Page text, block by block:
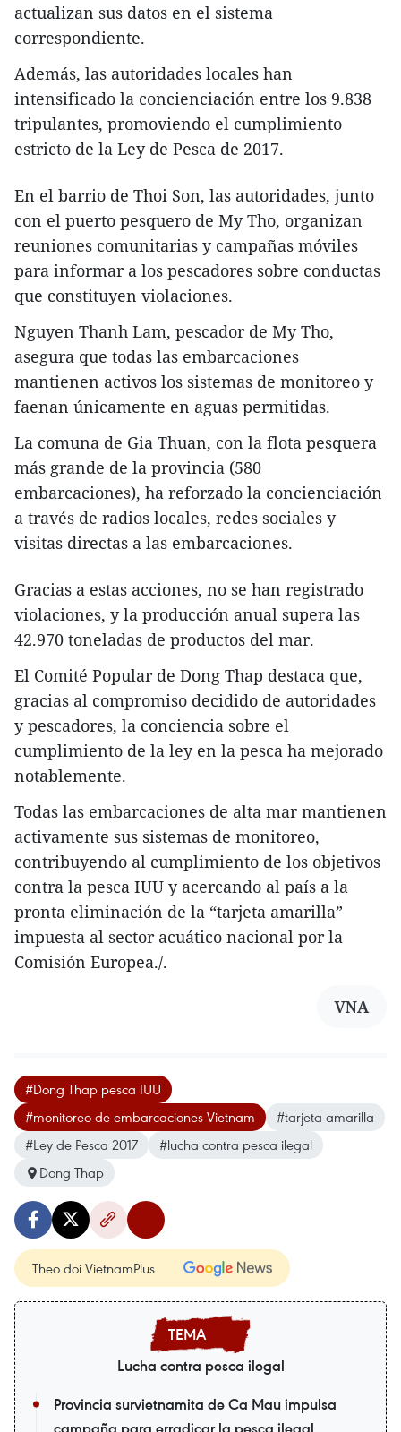
actualizan sus datos en el sistema
correspondiente.
Además, las autoridades locales han
intensificado la concienciación entre los 9.838
tripulantes, promoviendo el cumplimiento
estricto de la Ley de Pesca de 2017.
En el barrio de Thoi Son, las autoridades, junto
con el puerto pesquero de My Tho, organizan
reuniones comunitarias y campañas móviles
para informar a los pescadores sobre conductas
que constituyen violaciones.
Nguyen Thanh Lam, pescador de My Tho,
asegura que todas las embarcaciones
mantienen activos los sistemas de monitoreo y
faenan únicamente en aguas permitidas.
La comuna de Gia Thuan, con la flota pesquera
más grande de la provincia (580
embarcaciones), ha reforzado la concienciación
a través de radios locales, redes sociales y
visitas directas a las embarcaciones.
Gracias a estas acciones, no se han registrado
violaciones, y la producción anual supera las
42.970 toneladas de productos del mar.
El Comité Popular de Dong Thap destaca que,
gracias al compromiso decidido de autoridades
y pescadores, la conciencia sobre el
cumplimiento de la ley en la pesca ha mejorado
notablemente.
Todas las embarcaciones de alta mar mantienen
activamente sus sistemas de monitoreo,
contribuyendo al cumplimiento de los objetivos
contra la pesca IUU y acercando al país a la
pronta eliminación de la “tarjeta amarilla”
impuesta al sector acuático nacional por la
Comisión Europea./.
VNA
#Dong Thap pesca IUU
#monitoreo de embarcaciones Vietnam
#tarjeta amarilla
#Ley de Pesca 2017
#lucha contra pesca ilegal
Dong Thap
Theo dõi VietnamPlus
Lucha contra pesca ilegal
Provincia survietnamita de Ca Mau impulsa